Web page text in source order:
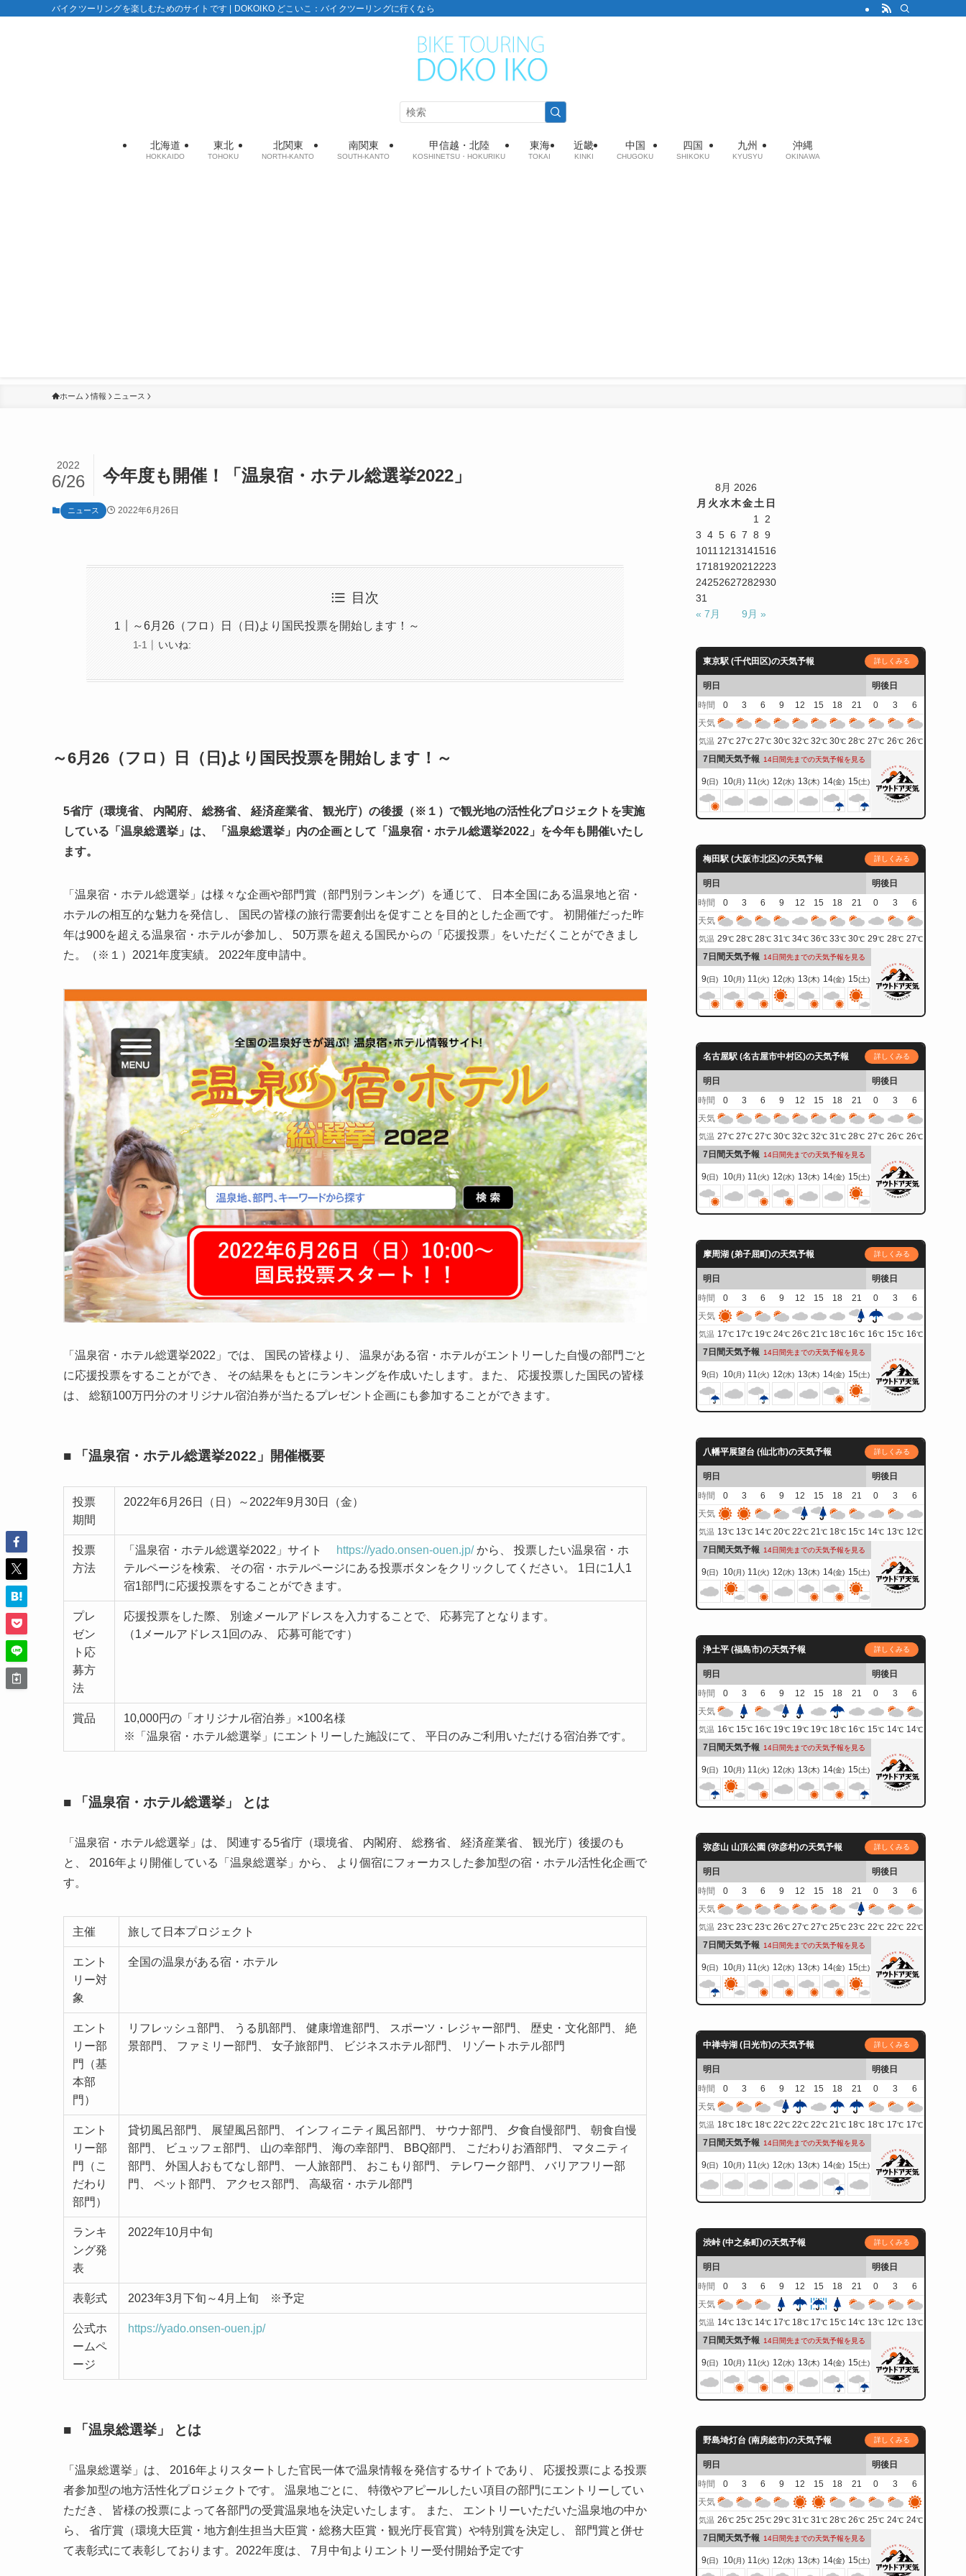
バイクツーリングを楽しむためのサイトです | DOKOIKO どこいこ：バイクツーリングに行くなら
北海道
HOKKAIDO
東北
TOHOKU
北関東
NORTH-KANTO
南関東
SOUTH-KANTO
甲信越・北陸
KOSHINETSU・HOKURIKU
東海
TOKAI
近畿
KINKI
中国
CHUGOKU
四国
SHIKOKU
九州
KYUSYU
沖縄
OKINAWA
ホーム 情報 ニュース
今年度も開催！「温泉宿・ホテル総選挙2022」
2022
6/26
ニュース 2022年6月26日
目次
～6月26（フロ）日（日)より国民投票を開始します！～
いいね:
～6月26（フロ）日（日)より国民投票を開始します！～
5省庁（環境省、 内閣府、 総務省、 経済産業省、 観光庁）の後援（※１）で観光地の活性化プロジェクトを実施
している「温泉総選挙」は、 「温泉総選挙」内の企画として「温泉宿・ホテル総選挙2022」を今年も開催いたし
ます。
「温泉宿・ホテル総選挙」は様々な企画や部門賞（部門別ランキング）を通じて、 日本全国にある温泉地と宿・
ホテルの相互的な魅力を発信し、 国民の皆様の旅行需要創出を促すことを目的とした企画です。 初開催だった昨
年は900を超える温泉宿・ホテルが参加し、 50万票を超える国民からの「応援投票」をいただくことができまし
た。（※１）2021年度実績。 2022年度申請中。
「温泉宿・ホテル総選挙2022」では、 国民の皆様より、 温泉がある宿・ホテルがエントリーした自慢の部門ごと
に応援投票をすることができ、 その結果をもとにランキングを作成いたします。また、 応援投票した国民の皆様
は、 総額100万円分のオリジナル宿泊券が当たるプレゼント企画にも参加することができます。
■ 「温泉宿・ホテル総選挙2022」開催概要
投票
期間
2022年6月26日（日）～2022年9月30日（金）
投票
方法
「温泉宿・ホテル総選挙2022」サイト https://yado.onsen-ouen.jp/から、 投票したい温泉宿・ホ
テルページを検索、 その宿・ホテルページにある投票ボタンをクリックしてください。 1日に1人1
宿1部門に応援投票をすることができます。
プレ
ゼン
ト応
募方
法
応援投票をした際、 別途メールアドレスを入力することで、 応募完了となります。
（1メールアドレス1回のみ、 応募可能です）
賞品
10,000円の「オリジナル宿泊券」×100名様
※「温泉宿・ホテル総選挙」にエントリーした施設にて、 平日のみご利用いただける宿泊券です。
■ 「温泉宿・ホテル総選挙」 とは
「温泉宿・ホテル総選挙」は、 関連する5省庁（環境省、 内閣府、 総務省、 経済産業省、 観光庁）後援のも
と、 2016年より開催している「温泉総選挙」から、 より個宿にフォーカスした参加型の宿・ホテル活性化企画で
す。
主催 旅して日本プロジェクト
エント
リー対
象
全国の温泉がある宿・ホテル
エント
リー部
門（基
本部
門）
リフレッシュ部門、 うる肌部門、 健康増進部門、 スポーツ・レジャー部門、 歴史・文化部門、 絶
景部門、 ファミリー部門、 女子旅部門、 ビジネスホテル部門、 リゾートホテル部門
エント
リー部
門（こ
だわり
部門）
貸切風呂部門、 展望風呂部門、 インフィニティ風呂部門、 サウナ部門、 夕食自慢部門、 朝食自慢
部門、 ビュッフェ部門、 山の幸部門、 海の幸部門、 BBQ部門、 こだわりお酒部門、 マタニティ
部門、 外国人おもてなし部門、 一人旅部門、 おこもり部門、 テレワーク部門、 バリアフリー部
門、 ペット部門、 アクセス部門、 高級宿・ホテル部門
ランキ
ング発
表
2022年10月中旬
表彰式 2023年3月下旬～4月上旬 ※予定
公式ホ
ームペ
ージ
https://yado.onsen-ouen.jp/
■ 「温泉総選挙」 とは
「温泉総選挙」は、 2016年よりスタートした官民一体で温泉情報を発信するサイトであり、 応援投票による投票
者参加型の地方活性化プロジェクトです。 温泉地ごとに、 特徴やアピールしたい項目の部門にエントリーしてい
ただき、 皆様の投票によって各部門の受賞温泉地を決定いたします。 また、 エントリーいただいた温泉地の中か
ら、 省庁賞（環境大臣賞・地方創生担当大臣賞・総務大臣賞・観光庁長官賞）や特別賞を決定し、 部門賞と併せ
て表彰式にて表彰しております。2022年度は、 7月中旬よりエントリー受付開始予定です
8月 2026
月 火水木金土 日
1
2
3 4 5 6 7 8 9
1011 1213141516
1718192021 2223
24252627282930
31
« 7月
9月 »
東京駅 (千代田区)の天気予報 詳しくみる
明日
明後日
時間
0 3 6 9 12 15 18 21 0 3
6
天気
気温 27℃ 27℃ 27℃ 30℃ 32℃ 32℃ 30℃ 28℃ 27℃ 26℃ 26℃
7日間天気予報 14日間先までの天気予報を見る
9(日) 10(月) 11(火) 12(水) 13(木) 14(金) 15(土)
梅田駅 (大阪市北区)の天気予報 詳しくみる
明日
明後日
時間
0 3 6 9 12 15 18 21 0 3
6
天気
気温 29℃ 28℃ 28℃ 31℃ 34℃ 36℃ 33℃ 30℃ 29℃ 28℃ 27℃
7日間天気予報 14日間先までの天気予報を見る
9(日) 10(月) 11(火) 12(水) 13(木) 14(金) 15(土)
名古屋駅 (名古屋市中村区)の天気予報 詳しくみる
明日
明後日
時間
0 3 6 9 12 15 18 21 0 3
6
天気
気温 27℃ 27℃ 27℃ 30℃ 32℃ 32℃ 31℃ 28℃ 27℃ 26℃ 26℃
7日間天気予報 14日間先までの天気予報を見る
9(日) 10(月) 11(火) 12(水) 13(木) 14(金) 15(土)
摩周湖 (弟子屈町)の天気予報 詳しくみる
明日
明後日
時間
0 3 6 9 12 15 18 21 0 3
6
天気
気温 17℃ 17℃ 19℃ 24℃ 26℃ 21℃ 18℃ 16℃ 16℃ 15℃ 16℃
7日間天気予報 14日間先までの天気予報を見る
9(日) 10(月) 11(火) 12(水) 13(木) 14(金) 15(土)
八幡平展望台 (仙北市)の天気予報 詳しくみる
明日
明後日
時間
0 3 6 9 12 15 18 21 0 3
6
天気
気温 13℃ 13℃ 14℃ 20℃ 22℃ 21℃ 18℃ 15℃ 14℃ 13℃ 12℃
7日間天気予報 14日間先までの天気予報を見る
9(日) 10(月) 11(火) 12(水) 13(木) 14(金) 15(土)
浄土平 (福島市)の天気予報 詳しくみる
明日
明後日
時間
0 3 6 9 12 15 18 21 0 3
6
天気
気温 16℃ 15℃ 16℃ 19℃ 19℃ 19℃ 18℃ 16℃ 15℃ 14℃ 14℃
7日間天気予報 14日間先までの天気予報を見る
9(日) 10(月) 11(火) 12(水) 13(木) 14(金) 15(土)
弥彦山 山頂公園 (弥彦村)の天気予報 詳しくみる
明日
明後日
時間
0 3 6 9 12 15 18 21 0 3
6
天気
気温 23℃ 23℃ 23℃ 26℃ 27℃ 27℃ 25℃ 23℃ 22℃ 22℃ 22℃
7日間天気予報 14日間先までの天気予報を見る
9(日) 10(月) 11(火) 12(水) 13(木) 14(金) 15(土)
中禅寺湖 (日光市)の天気予報 詳しくみる
明日
明後日
時間
0 3 6 9 12 15 18 21 0 3
6
天気
気温 18℃ 18℃ 18℃ 22℃ 22℃ 22℃ 21℃ 18℃ 18℃ 17℃ 17℃
7日間天気予報 14日間先までの天気予報を見る
9(日) 10(月) 11(火) 12(水) 13(木) 14(金) 15(土)
渋峠 (中之条町)の天気予報 詳しくみる
明日
明後日
時間
0 3 6 9 12 15 18 21 0 3
6
天気
気温 14℃ 13℃ 14℃ 17℃ 18℃ 17℃ 15℃ 14℃ 13℃ 12℃ 13℃
7日間天気予報 14日間先までの天気予報を見る
9(日) 10(月) 11(火) 12(水) 13(木) 14(金) 15(土)
野島埼灯台 (南房総市)の天気予報 詳しくみる
明日
明後日
時間
0 3 6 9 12 15 18 21 0 3
6
天気
気温 26℃ 25℃ 25℃ 29℃ 31℃ 31℃ 28℃ 26℃ 25℃ 24℃ 24℃
7日間天気予報 14日間先までの天気予報を見る
9(日) 10(月) 11(火) 12(水) 13(木) 14(金) 15(土)